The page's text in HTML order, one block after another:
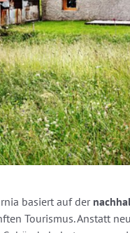
basiert auf der
Tourismus. Anstatt